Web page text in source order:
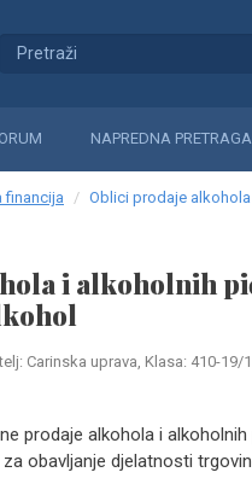
NAPREDNA PRETRAGA
financija
Oblici prodaje
i alkoholnih
Carinska uprava, Klasa: 410-19/
prodaje alkohola i
obavljanje djelatnosti